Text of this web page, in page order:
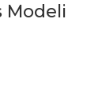
Modeli